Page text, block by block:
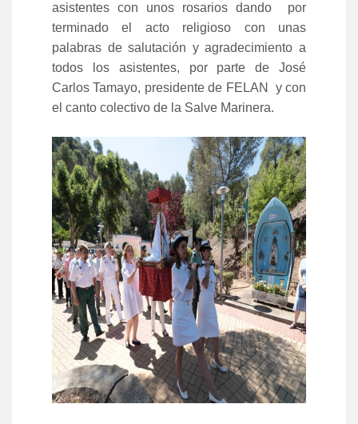
asistentes con unos rosarios dando por
terminado el acto religioso con unas
palabras de salutación y agradecimiento a
todos los asistentes, por parte de José
Carlos Tamayo, presidente de FELAN y con
el canto colectivo de la Salve Marinera.